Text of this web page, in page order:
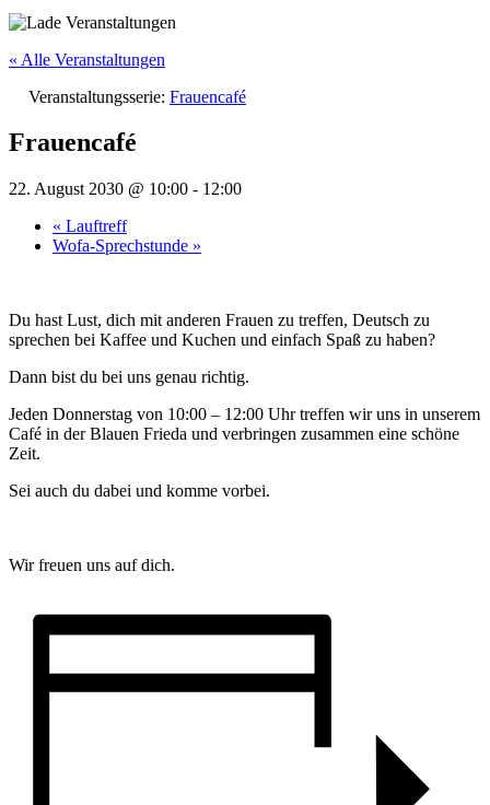
« Alle Veranstaltungen
Veranstaltungsserie: Frauencafé
Frauencafé
22. August 2030 @ 10:00 - 12:00
« Lauftreff
Wofa-Sprechstunde »
Du hast Lust, dich mit anderen Frauen zu treffen, Deutsch zu
sprechen bei Kaffee und Kuchen und einfach Spaß zu haben?
Dann bist du bei uns genau richtig.
Jeden Donnerstag von 10:00 – 12:00 Uhr treffen wir uns in unserem
Café in der Blauen Frieda und verbringen zusammen eine schöne
Zeit.
Sei auch du dabei und komme vorbei.
Wir freuen uns auf dich.